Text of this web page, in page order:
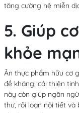
tăng cường hệ miễn
5. Giúp
khỏe
Ăn thực phẩm hữu cơ
đề kháng, cải thiện
này còn giúp ngăn
thư, rối loạn nội tiết và